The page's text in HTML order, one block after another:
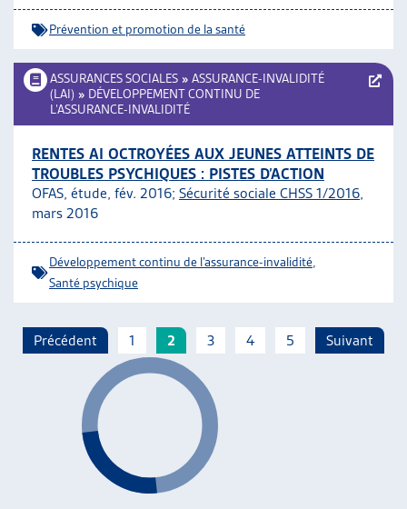
Prévention et promotion de la santé
ASSURANCES SOCIALES » ASSURANCE-INVALIDITÉ
(LAI) » DÉVELOPPEMENT CONTINU DE
L’ASSURANCE-INVALIDITÉ
RENTES AI OCTROYÉES AUX JEUNES ATTEINTS DE
TROUBLES PSYCHIQUES : PISTES D’ACTION
OFAS, étude, fév. 2016; Sécurité sociale CHSS 1/2016,
mars 2016
Développement continu de l’assurance-invalidité
Santé psychique
Précédent 1 2 3 4 5 Suivant